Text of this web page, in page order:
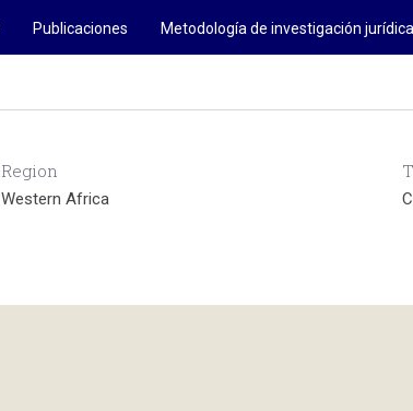
Publicaciones Metodología de investigación jurídica
Region
Western Africa